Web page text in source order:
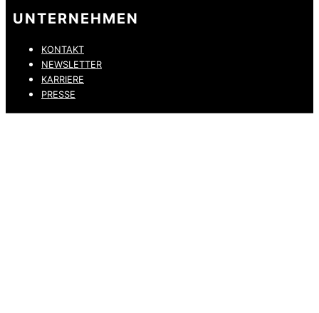
UNTERNEHMEN
KONTAKT
NEWSLETTER
KARRIERE
PRESSE